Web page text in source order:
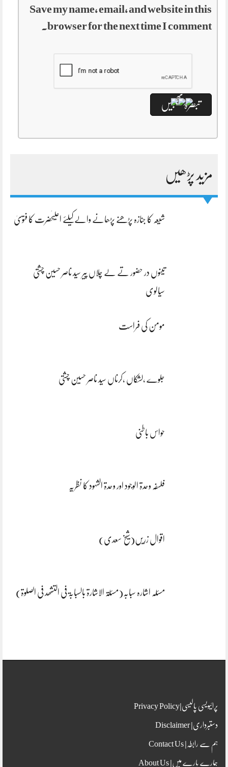
Save my name, email, and website in this
browser for the next time I comment.
مزید پڑھیں
شیعہ کا جنازہ پڑھنے پڑھانے والےکیلئے اعلیٰحضرت کا فتویٰ
تینوں در حضور تے لے چلاں پیر سید ناصر حسین چشتی
سیالوی
مومن کی فراست
جلوے ،لشکاں ،کرناں سید ناصر حسین چشتی
حواس باطنی
فلسفہ وحدۃ الوجود اور وحدۃ الشہود کا نظریہ
اقوال زریں(شیخ سعدی)
مسئلہ اشارہ سبابہ(مسئلۃ الاشارۃ بالسبابۃ فی التشھد فی الصلوۃ)
پرائیویسی پالیسی|Privacy Policy
دستبرداری| Disclaimer
ہم سے رابطہ| Contact Us
ہمارے بارے میں| About Us